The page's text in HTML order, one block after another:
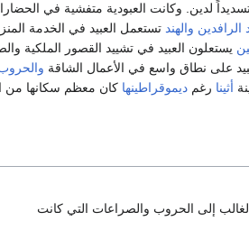
لدين. وكانت العبودية متفشية في
الرافدين والهند تستعمل العبيد في الخدمة
يستعلون العبيد في تشييد القصور الملكية
على نطاق واسع في الأعمال الشاقة
أثينا رغم ديموقراطينها كان معظم سكانها من
إلى الحروب والصراعات التي كانت